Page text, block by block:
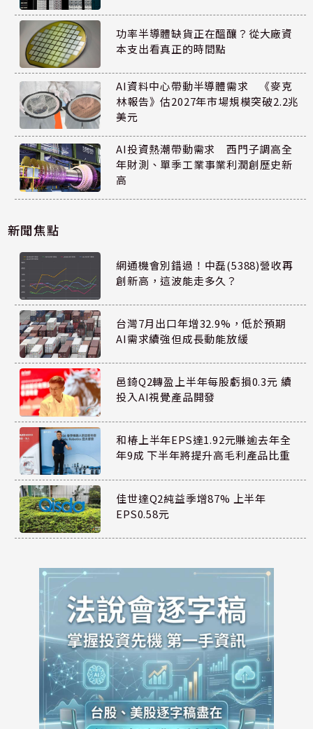
功率半導體缺貨正在醞釀？從大廠資
本支出看真正的時間點
AI資料中心帶動半導體需求 《麥克
林報告》估2027年市場規模突破2.2兆
美元
AI投資熱潮帶動需求 西門子調高全
年財測、單季工業事業利潤創歷史新
高
新聞焦點
網通機會別錯過！中磊(5388)營收再
創新高，這波能走多久？
台灣7月出口年增32.9%，低於預期
AI需求續強但成長動能放緩
邑錡Q2轉盈上半年每股虧損0.3元 續
投入AI視覺產品開發
和椿上半年EPS達1.92元賺逾去年全
年9成 下半年將提升高毛利產品比重
佳世達Q2純益季增87% 上半年
EPS0.58元